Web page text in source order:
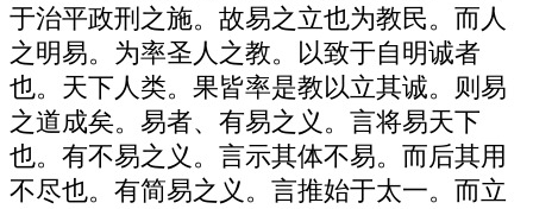
于治平政刑之施。故易之立也为教民。而人
之明易。为率圣人之教。以致于自明诚者
也。天下人类。果皆率是教以立其诚。则易
之道成矣。易者、有易之义。言将易天下
也。有不易之义。言示其体不易。而后其用
不尽也。有简易之义。言推始于太一。而立